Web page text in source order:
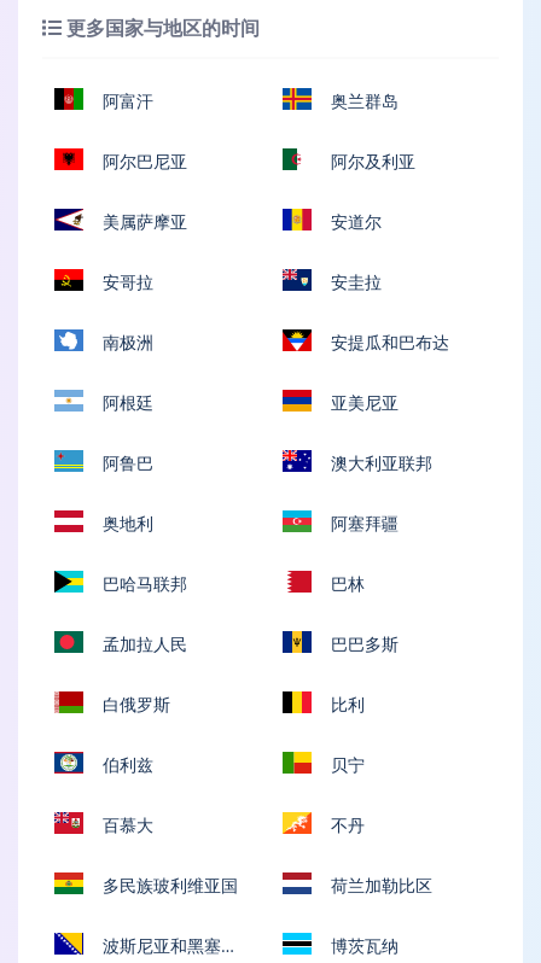
更多国家与地区的时间
阿富汗 奥兰群岛
阿尔巴尼亚 阿尔及利亚
美属萨摩亚 安道尔
安哥拉 安圭拉
南极洲 安提瓜和巴布达
阿根廷 亚美尼亚
阿鲁巴 澳大利亚联邦
奥地利 阿塞拜疆
巴哈马联邦 巴林
孟加拉人民 巴巴多斯
白俄罗斯 比利
伯利兹 贝宁
百慕大 不丹
多民族玻利维亚国 荷兰加勒比区
波斯尼亚和黑塞哥
博茨瓦纳